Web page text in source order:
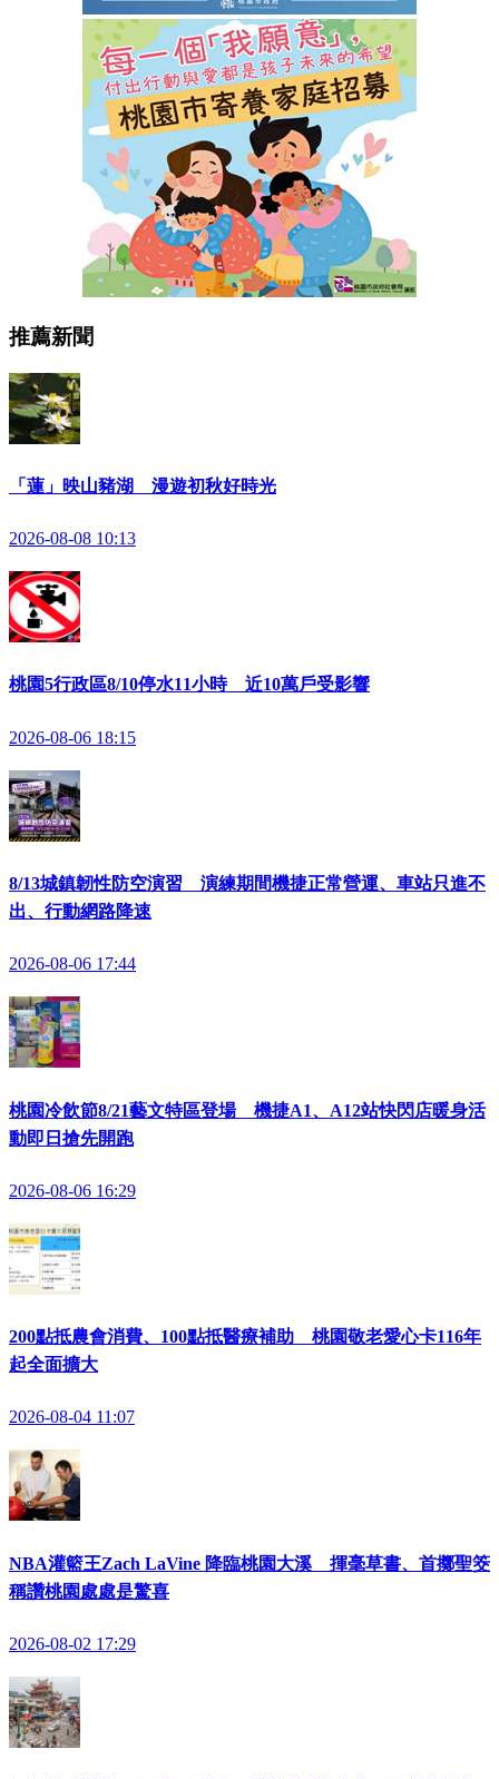
推薦新聞
「蓮」映山豬湖 漫遊初秋好時光
2026-08-08 10:13
桃園5行政區8/10停水11小時 近10萬戶受影響
2026-08-06 18:15
8/13城鎮韌性防空演習 演練期間機捷正常營運、車站只進不
出、行動網路降速
2026-08-06 17:44
桃園冷飲節8/21藝文特區登場 機捷A1、A12站快閃店暖身活
動即日搶先開跑
2026-08-06 16:29
200點抵農會消費、100點抵醫療補助 桃園敬老愛心卡116年
起全面擴大
2026-08-04 11:07
NBA灌籃王Zach LaVine 降臨桃園大溪 揮毫草書、首擲聖筊
稱讚桃園處處是驚喜
2026-08-02 17:29